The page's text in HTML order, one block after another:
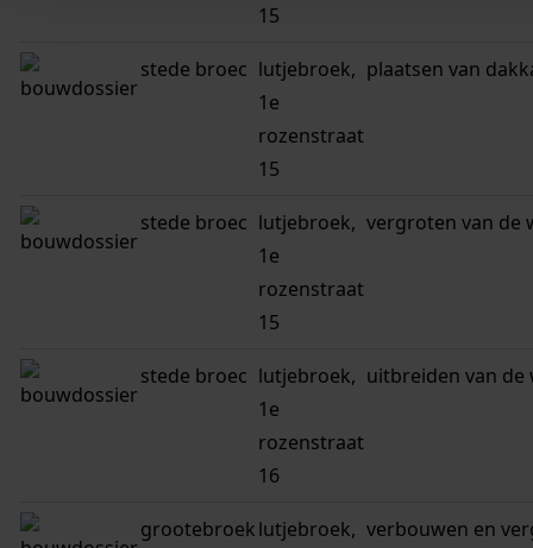
15
stede broec lutjebroek,
1e
rozenstraat
15
plaatsen van
stede broec lutjebroek,
1e
rozenstraat
15
vergroten van de
stede broec lutjebroek,
1e
rozenstraat
16
uitbreiden van de
grootebroeklutjebroek, verbouwen en